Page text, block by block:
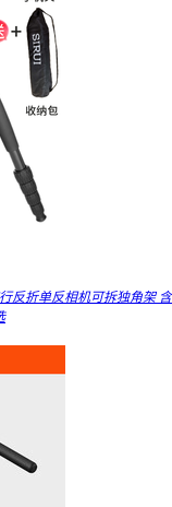
反折单反相机可拆独角架 含